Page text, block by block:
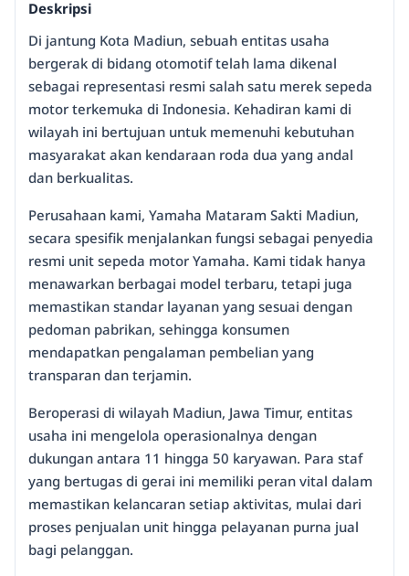
Deskripsi
Di jantung Kota Madiun, sebuah entitas usaha
bergerak di bidang otomotif telah lama dikenal
sebagai representasi resmi salah satu merek sepeda
motor terkemuka di Indonesia. Kehadiran kami di
wilayah ini bertujuan untuk memenuhi kebutuhan
masyarakat akan kendaraan roda dua yang andal
dan berkualitas.
Perusahaan kami, Yamaha Mataram Sakti Madiun,
secara spesifik menjalankan fungsi sebagai penyedia
resmi unit sepeda motor Yamaha. Kami tidak hanya
menawarkan berbagai model terbaru, tetapi juga
memastikan standar layanan yang sesuai dengan
pedoman pabrikan, sehingga konsumen
mendapatkan pengalaman pembelian yang
transparan dan terjamin.
Beroperasi di wilayah Madiun, Jawa Timur, entitas
usaha ini mengelola operasionalnya dengan
dukungan antara 11 hingga 50 karyawan. Para staf
yang bertugas di gerai ini memiliki peran vital dalam
memastikan kelancaran setiap aktivitas, mulai dari
proses penjualan unit hingga pelayanan purna jual
bagi pelanggan.